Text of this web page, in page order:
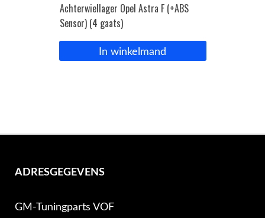
Achterwiellager Opel Astra F (+ABS
Sensor) (4 gaats)
In winkelmand
ADRESGEGEVENS
GM-Tuningparts VOF